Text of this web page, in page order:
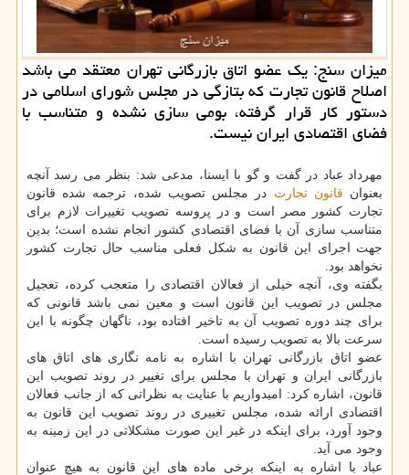
میزان سنج: یك عضو اتاق بازرگانی تهران معتقد می باشد
اصلاح قانون تجارت كه بتازگی در مجلس شورای اسلامی در
دستور كار قرار گرفته، بومی سازی نشده و متناسب با
فضای اقتصادی ایران نیست.
مهرداد عباد در گفت و گو با ایسنا، مدعی شد: بنظر می رسد آنچه
بعنوان قانون تجارت در مجلس تصویب شده، ترجمه شده قانون
تجارت كشور مصر است و در پروسه تصویب تغییرات لازم برای
متناسب سازی آن با فضای اقتصادی كشور انجام نشده است؛ بدین
جهت اجرای این قانون به شكل فعلی مناسب حال تجارت كشور
نخواهد بود.
بگفته وی، آنچه خیلی از فعالان اقتصادی را متعجب كرده، تعجیل
مجلس در تصویب این قانون است و معین نمی باشد قانونی كه
برای چند دوره تصویب آن به تاخیر افتاده بود، ناگهان چگونه با این
سرعت بالا به تصویب رسیده است.
عضو اتاق بازرگانی تهران با اشاره به نامه نگاری های اتاق های
بازرگانی ایران و تهران با مجلس برای تغییر در روند تصویب این
قانون، اشاره كرد: امیدواریم با عنایت به نظراتی كه از جانب فعالان
اقتصادی ارائه شده، مجلس تغییری در روند تصویب این قانون به
وجود آورد، برای اینكه در غیر این صورت مشكلاتی در این زمینه به
وجود می آید.
عباد با اشاره به اینكه برخی ماده های این قانون به هیچ عنوان